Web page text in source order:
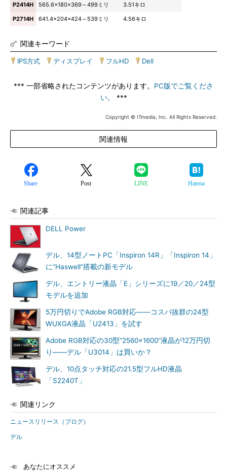
P2414H
565.6×180×369～499ミリ
3.51キロ
P2714H
641.4×204×424～539ミリ 4.56キロ
関連キーワード
IPS方式 ディスプレイ フルHD Dell
*** 一部省略されたコンテンツがあります。 PC版でご覧くださ
い。
***
Copyright © ITmedia, Inc. All Rights Reserved.
関連情報
Share Post LINE Hatena
関連記事
DELL Power
デル、14型ノートPC「Inspiron 14R」「Inspiron 14」
に“Haswell”搭載の新モデル
デル、エントリー液晶「E」シリーズに19／20／24型
モデルを追加
5万円切りでAdobe RGB対応――コスパ抜群の24型
WUXGA液晶「U2413」を試す
Adobe RGB対応の30型“2560×1600”液晶が12万円切
り――デル「U3014」は買いか？
デル、10点タッチ対応の21.5型フルHD液晶
「S2240T」
関連リンク
ニュースリリース（ブログ）
デル
あなたにオススメ